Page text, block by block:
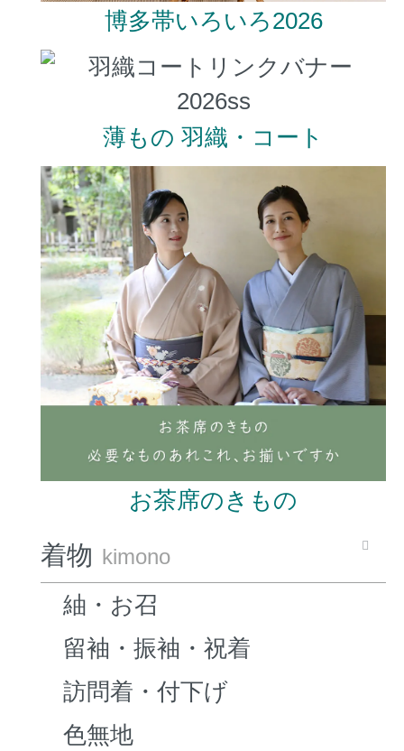
博多帯いろいろ2026
薄もの 羽織・コート
お茶席のきもの
着物 kimono
紬・お召
留袖・振袖・祝着
訪問着・付下げ
色無地